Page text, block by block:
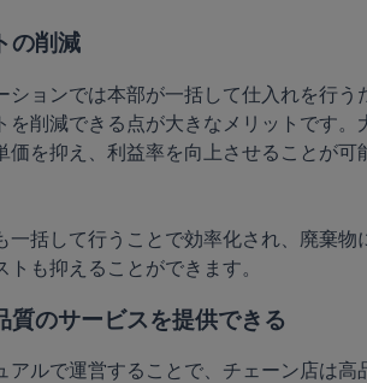
の削減
ションでは本部が一括して仕入れを行う
を削減できる点が大きなメリットです。
価を抑え、利益率を向上させることが可
一括して行うことで効率化され、廃棄物
トも抑えることができます。
質のサービスを提供できる
アルで運営することで、チェーン店は高